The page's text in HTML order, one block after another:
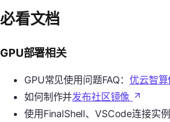
必看文档
GPU部署相关
GPU常见使用问题FAQ：优云智算
如何制作并发布社区镜像
使用FinalShell、VSCode连接实